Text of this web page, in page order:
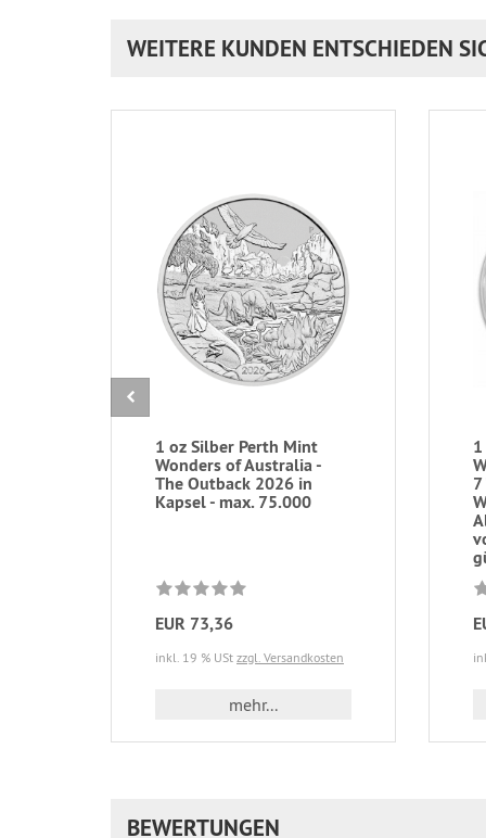
WEITERE KUNDEN ENTSCHIEDEN
1 oz Silber Perth Mint
Wonders of Australia -
The Outback 2026 in
Kapsel - max. 75.000
EUR 73,36
inkl. 19 % USt zzgl. Versandkosten
mehr...
BEWERTUNGEN